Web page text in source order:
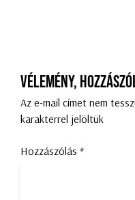
Vélemény,
Az e-mail címet nem
karakterrel jelöltük
Hozzászólás *